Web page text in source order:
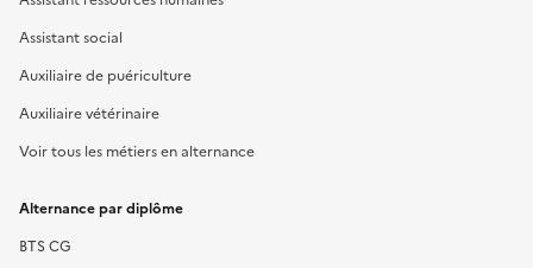
Assistant social
Auxiliaire de puériculture
Auxiliaire vétérinaire
Voir tous les métiers en alternance
Alternance par diplôme
BTS CG